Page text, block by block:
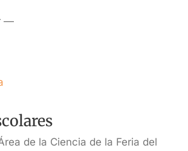
—
de la Ciencia de la Feria del